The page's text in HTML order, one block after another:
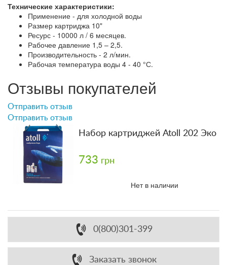
Технические характеристики:
Применение - для холодной воды
Размер картриджа 10"
Ресурс - 10000 л / 6 месяцев.
Рабочее давление 1,5 – 2,5.
Производительность - 2 л/мин.
Рабочая температура воды 4 - 40 °С.
Отзывы покупателей
Отправить отзыв
Отправить отзыв
Набор картриджей Atoll 202 Эко
733 грн
Нет в наличии
0(800)301-399
Заказать звонок